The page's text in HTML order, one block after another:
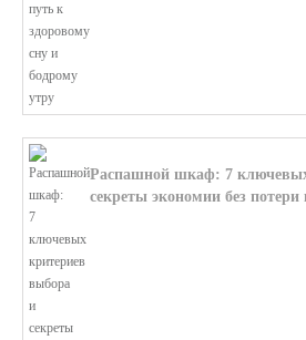
Распашной шкаф: 7
секреты экономии без потери